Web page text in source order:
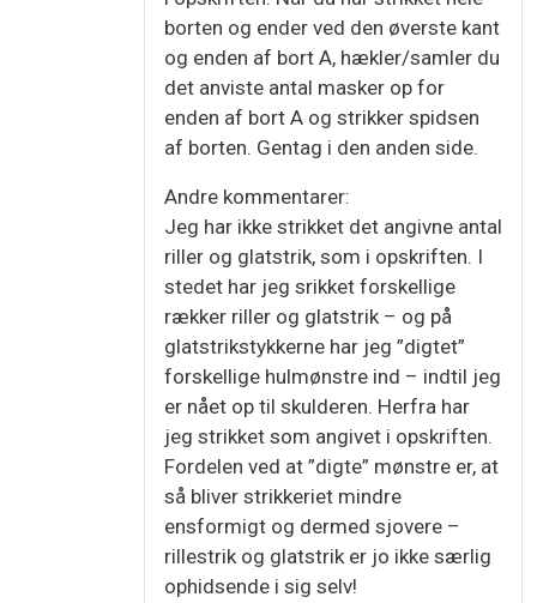
borten og ender ved den øverste kant
og enden af bort A, hækler/samler du
det anviste antal masker op for
enden af bort A og strikker spidsen
af borten. Gentag i den anden side.
Andre kommentarer:
Jeg har ikke strikket det angivne antal
riller og glatstrik, som i opskriften. I
stedet har jeg srikket forskellige
rækker riller og glatstrik – og på
glatstrikstykkerne har jeg ”digtet”
forskellige hulmønstre ind – indtil jeg
er nået op til skulderen. Herfra har
jeg strikket som angivet i opskriften.
Fordelen ved at ”digte” mønstre er, at
så bliver strikkeriet mindre
ensformigt og dermed sjovere –
rillestrik og glatstrik er jo ikke særlig
ophidsende i sig selv!